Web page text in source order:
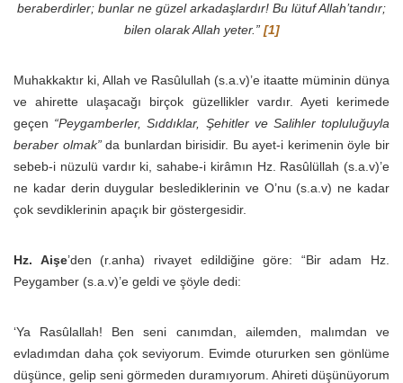
beraberdirler; bunlar ne güzel arkadaşlardır! Bu lütuf Allah’tandır;
bilen olarak Allah yeter.” [1]
Muhakkaktır ki, Allah ve Rasûlullah (s.a.v)’e itaatte müminin dünya
ve ahirette ulaşacağı birçok güzellikler vardır. Ayeti kerimede
geçen “Peygamberler, Sıddıklar, Şehitler ve Salihler topluluğuyla
beraber olmak”da bunlardan birisidir. Bu ayet-i kerimenin öyle bir
sebeb-i nüzulü vardır ki, sahabe-i kirâmın Hz. Rasûlüllah (s.a.v)’e
ne kadar derin duygular beslediklerinin ve O’nu (s.a.v) ne kadar
çok sevdiklerinin apaçık bir göstergesidir.
Hz. Aişe’den (r.anha) rivayet edildiğine göre: “Bir adam Hz.
Peygamber (s.a.v)’e geldi ve şöyle dedi:
‘Ya Rasûlallah! Ben seni canımdan, ailemden, malımdan ve
evladımdan daha çok seviyorum. Evimde otururken sen gönlüme
düşünce, gelip seni görmeden duramıyorum. Ahireti düşünüyorum